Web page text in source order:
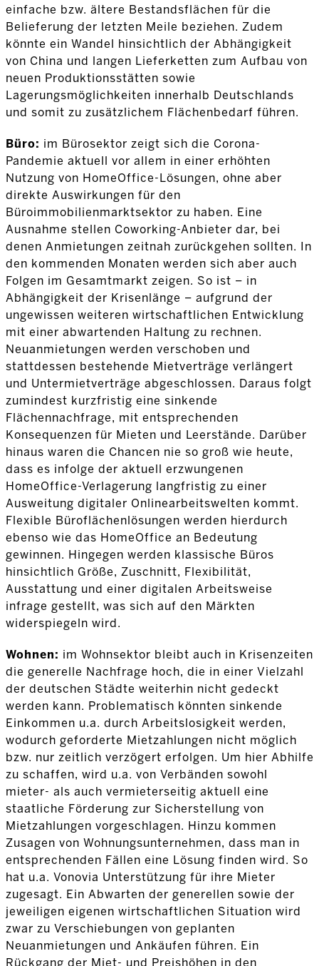
einfache bzw. ältere Bestandsflächen für die
Belieferung der letzten Meile beziehen. Zudem
könnte ein Wandel hinsichtlich der Abhängigkeit
von China und langen Lieferketten zum Aufbau von
neuen Produktionsstätten sowie
Lagerungsmöglichkeiten innerhalb Deutschlands
und somit zu zusätzlichem Flächenbedarf führen.
Büro: im Bürosektor zeigt sich die Corona-
Pandemie aktuell vor allem in einer erhöhten
Nutzung von HomeOffice-Lösungen, ohne aber
direkte Auswirkungen für den
Büroimmobilienmarktsektor zu haben. Eine
Ausnahme stellen Coworking-Anbieter dar, bei
denen Anmietungen zeitnah zurückgehen sollten. In
den kommenden Monaten werden sich aber auch
Folgen im Gesamtmarkt zeigen. So ist – in
Abhängigkeit der Krisenlänge – aufgrund der
ungewissen weiteren wirtschaftlichen Entwicklung
mit einer abwartenden Haltung zu rechnen.
Neuanmietungen werden verschoben und
stattdessen bestehende Mietverträge verlängert
und Untermietverträge abgeschlossen. Daraus folgt
zumindest kurzfristig eine sinkende
Flächennachfrage, mit entsprechenden
Konsequenzen für Mieten und Leerstände. Darüber
hinaus waren die Chancen nie so groß wie heute,
dass es infolge der aktuell erzwungenen
HomeOffice-Verlagerung langfristig zu einer
Ausweitung digitaler Onlinearbeitswelten kommt.
Flexible Büroflächenlösungen werden hierdurch
ebenso wie das HomeOffice an Bedeutung
gewinnen. Hingegen werden klassische Büros
hinsichtlich Größe, Zuschnitt, Flexibilität,
Ausstattung und einer digitalen Arbeitsweise
infrage gestellt, was sich auf den Märkten
widerspiegeln wird.
Wohnen: im Wohnsektor bleibt auch in Krisenzeiten
die generelle Nachfrage hoch, die in einer Vielzahl
der deutschen Städte weiterhin nicht gedeckt
werden kann. Problematisch könnten sinkende
Einkommen u.a. durch Arbeitslosigkeit werden,
wodurch geforderte Mietzahlungen nicht möglich
bzw. nur zeitlich verzögert erfolgen. Um hier Abhilfe
zu schaffen, wird u.a. von Verbänden sowohl
mieter- als auch vermieterseitig aktuell eine
staatliche Förderung zur Sicherstellung von
Mietzahlungen vorgeschlagen. Hinzu kommen
Zusagen von Wohnungsunternehmen, dass man in
entsprechenden Fällen eine Lösung finden wird. So
hat u.a. Vonovia Unterstützung für ihre Mieter
zugesagt. Ein Abwarten der generellen sowie der
jeweiligen eigenen wirtschaftlichen Situation wird
zwar zu Verschiebungen von geplanten
Neuanmietungen und Ankäufen führen. Ein
Rückgang der Miet- und Preishöhen in den